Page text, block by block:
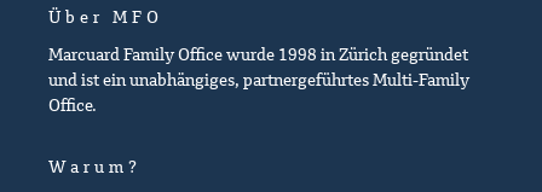
Über MFO
Marcuard Family Office wurde 1998 in Zürich gegründet
und ist ein unabhängiges, partnergeführtes Multi-Family
Office.
Warum?